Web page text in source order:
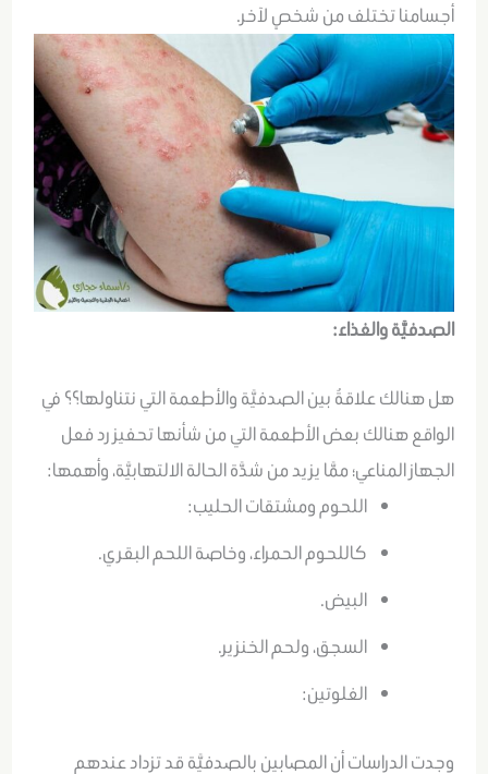
أجسامنا تختلف من شخصٍ لآخر.
الصدفيَّة والغذاء:
هل هنالك علاقةٌ بين الصدفيَّة والأطعمة التي نتناولها؟؟ في
الواقع هنالك بعض الأطعمة التي من شأنها تحفيز رد فعل
الجهاز المناعي؛ ممَّا يزيد من شدَّة الحالة الالتهابيَّة، وأهمها:
اللحوم ومشتقات الحليب:
كاللحوم الحمراء، وخاصة اللحم البقري.
البيض.
السجق، ولحم الخنزير.
الغلوتين:
وجدت الدراسات أن المصابين بالصدفيَّة قد تزداد عندهم